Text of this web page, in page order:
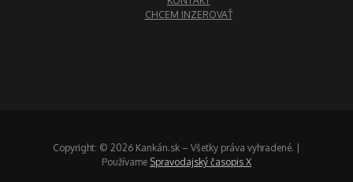
CHCEM INZEROVAŤ
Copyright: © 2026 Kankán.sk – Všetky práva vyhradené. |
Používame Spravodajský časopis X